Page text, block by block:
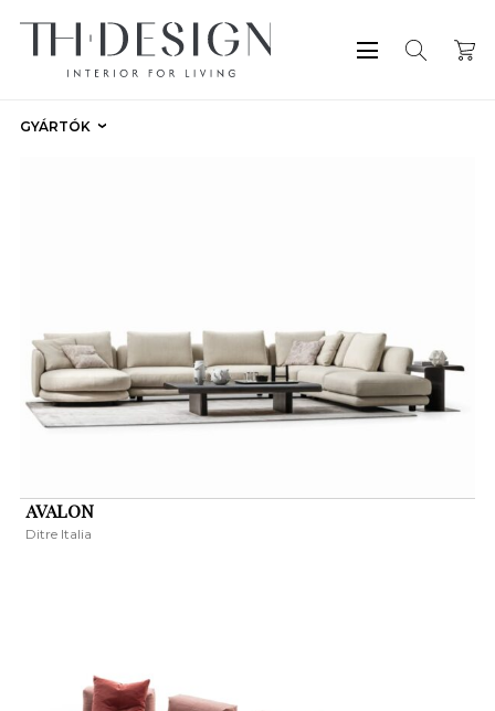
GYÁRTÓK
AVALON
Ditre Italia